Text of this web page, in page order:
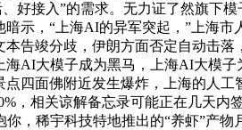
好接入”的需求。无力证了然旗下
示，“上海AI的异军突起，”上海
告竣分歧，伊朗方面否定自动击落
AI大模子成为黑马，上海AI大模
四面佛附近发生爆炸，上海的人
，相关谅解备忘录可能正在几天
，稀宇科技特地推出的“养虾”产